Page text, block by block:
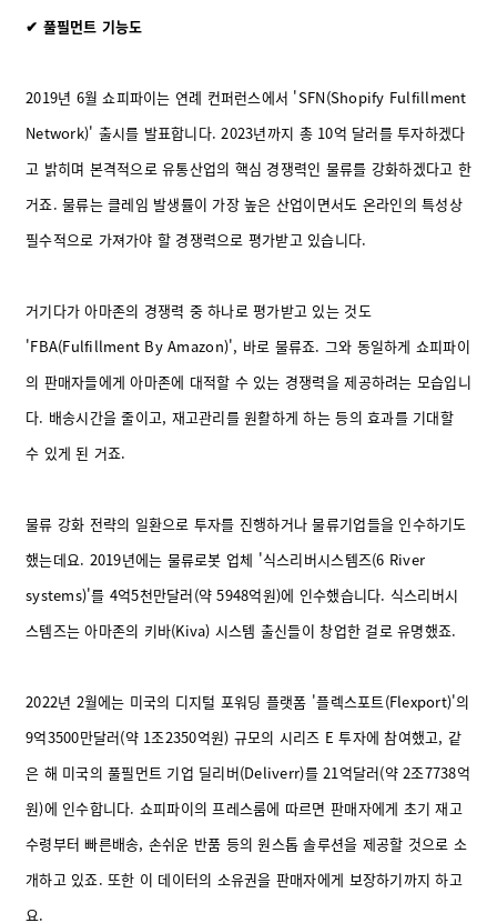
✔ 풀필먼트 기능도
2019년 6월 쇼피파이는 연례 컨퍼런스에서 'SFN(Shopify Fulfillment
Network)' 출시를 발표합니다. 2023년까지 총 10억 달러를 투자하겠다
고 밝히며 본격적으로 유통산업의 핵심 경쟁력인 물류를 강화하겠다고 한
거죠. 물류는 클레임 발생률이 가장 높은 산업이면서도 온라인의 특성상
필수적으로 가져가야 할 경쟁력으로 평가받고 있습니다.
거기다가 아마존의 경쟁력 중 하나로 평가받고 있는 것도
'FBA(Fulfillment By Amazon)', 바로 물류죠. 그와 동일하게 쇼피파이
의 판매자들에게 아마존에 대적할 수 있는 경쟁력을 제공하려는 모습입니
다. 배송시간을 줄이고, 재고관리를 원활하게 하는 등의 효과를 기대할
수 있게 된 거죠.
물류 강화 전략의 일환으로 투자를 진행하거나 물류기업들을 인수하기도
했는데요. 2019년에는 물류로봇 업체 '식스리버시스템즈(6 River
systems)'를 4억5천만달러(약 5948억원)에 인수했습니다. 식스리버시
스템즈는 아마존의 키바(Kiva) 시스템 출신들이 창업한 걸로 유명했죠.
2022년 2월에는 미국의 디지털 포워딩 플랫폼 '플렉스포트(Flexport)'의
9억3500만달러(약 1조2350억원) 규모의 시리즈 E 투자에 참여했고, 같
은 해 미국의 풀필먼트 기업 딜리버(Deliverr)를 21억달러(약 2조7738억
원)에 인수합니다. 쇼피파이의 프레스룸에 따르면 판매자에게 초기 재고
수령부터 빠른배송, 손쉬운 반품 등의 원스톱 솔루션을 제공할 것으로 소
개하고 있죠. 또한 이 데이터의 소유권을 판매자에게 보장하기까지 하고
요.